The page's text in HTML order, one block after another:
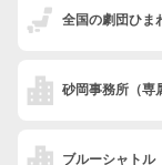
全国の劇団ひま
砂岡事務所 （
ブルーシャトル